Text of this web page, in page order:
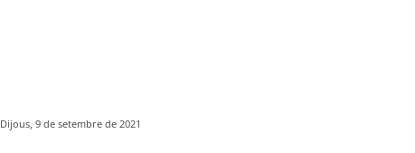
Dijous, 9 de setembre de 2021